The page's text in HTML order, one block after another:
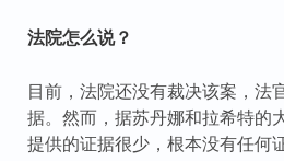
法院怎么说？
目前，法院还没有裁决该案，法
据。然而，据苏丹娜和拉希特的
提供的证据很少，根本没有任何